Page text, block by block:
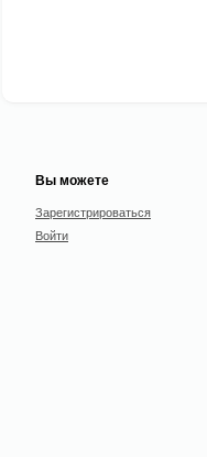
Вы можете
Зарегистрироваться
Войти